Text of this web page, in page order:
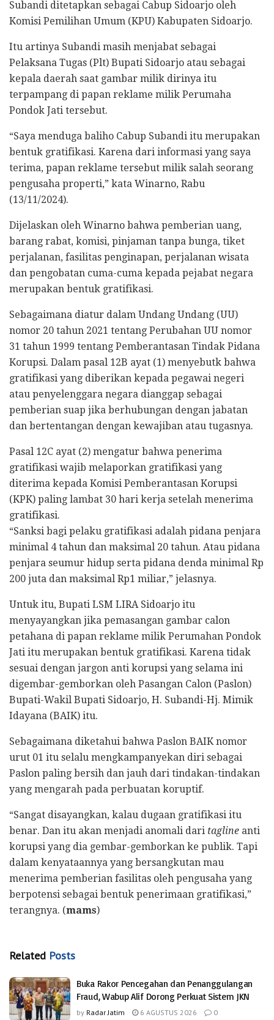
Subandi ditetapkan sebagai Cabup Sidoarjo oleh
Komisi Pemilihan Umum (KPU) Kabupaten Sidoarjo.
Itu artinya Subandi masih menjabat sebagai
Pelaksana Tugas (Plt) Bupati Sidoarjo atau sebagai
kepala daerah saat gambar milik dirinya itu
terpampang di papan reklame milik Perumaha
Pondok Jati tersebut.
“Saya menduga baliho Cabup Subandi itu merupakan
bentuk gratifikasi. Karena dari informasi yang saya
terima, papan reklame tersebut milik salah seorang
pengusaha properti,” kata Winarno, Rabu
(13/11/2024).
Dijelaskan oleh Winarno bahwa pemberian uang,
barang rabat, komisi, pinjaman tanpa bunga, tiket
perjalanan, fasilitas penginapan, perjalanan wisata
dan pengobatan cuma-cuma kepada pejabat negara
merupakan bentuk gratifikasi.
Sebagaimana diatur dalam Undang Undang (UU)
nomor 20 tahun 2021 tentang Perubahan UU nomor
31 tahun 1999 tentang Pemberantasan Tindak Pidana
Korupsi. Dalam pasal 12B ayat (1) menyebutk bahwa
gratifikasi yang diberikan kepada pegawai negeri
atau penyelenggara negara dianggap sebagai
pemberian suap jika berhubungan dengan jabatan
dan bertentangan dengan kewajiban atau tugasnya.
Pasal 12C ayat (2) mengatur bahwa penerima
gratifikasi wajib melaporkan gratifikasi yang
diterima kepada Komisi Pemberantasan Korupsi
(KPK) paling lambat 30 hari kerja setelah menerima
gratifikasi.
“Sanksi bagi pelaku gratifikasi adalah pidana penjara
minimal 4 tahun dan maksimal 20 tahun. Atau pidana
penjara seumur hidup serta pidana denda minimal Rp
200 juta dan maksimal Rp1 miliar,” jelasnya.
Untuk itu, Bupati LSM LIRA Sidoarjo itu
menyayangkan jika pemasangan gambar calon
petahana di papan reklame milik Perumahan Pondok
Jati itu merupakan bentuk gratifikasi. Karena tidak
sesuai dengan jargon anti korupsi yang selama ini
digembar-gemborkan oleh Pasangan Calon (Paslon)
Bupati-Wakil Bupati Sidoarjo, H. Subandi-Hj. Mimik
Idayana (BAIK) itu.
Sebagaimana diketahui bahwa Paslon BAIK nomor
urut 01 itu selalu mengkampanyekan diri sebagai
Paslon paling bersih dan jauh dari tindakan-tindakan
yang mengarah pada perbuatan koruptif.
“Sangat disayangkan, kalau dugaan gratifikasi itu
benar. Dan itu akan menjadi anomali dari tagline anti
korupsi yang dia gembar-gemborkan ke publik. Tapi
dalam kenyataannya yang bersangkutan mau
menerima pemberian fasilitas oleh pengusaha yang
berpotensi sebagai bentuk penerimaan gratifikasi,”
terangnya. (mams)
Related Posts
Buka Rakor Pencegahan dan Penanggulangan
Fraud, Wabup Alif Dorong Perkuat Sistem JKN
by Radar Jatim 6 AGUSTUS 2026 0